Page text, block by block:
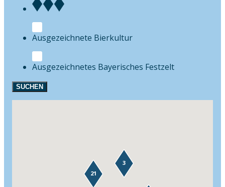
Bierkultur
Festzelt
SUCHEN
21
3